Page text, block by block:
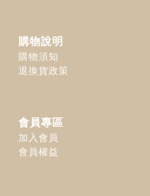
購物說明
購物須知
退換貨政策
會員專區
加入會員
會員權益